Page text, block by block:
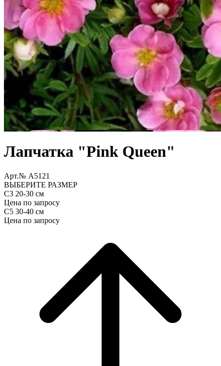
Лапчатка "Pink Queen"
Арт.№ A5121
ВЫБЕРИТЕ РАЗМЕР
С3 20-30 см
Цена по запросу
С5 30-40 см
Цена по запросу